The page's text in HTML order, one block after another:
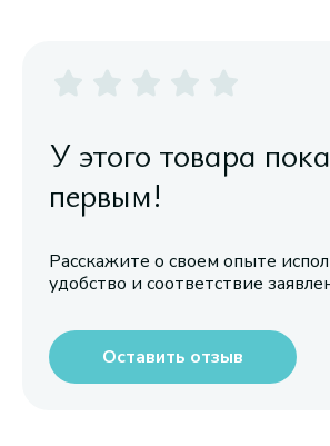
У этого товара
первым!
Расскажите о своем опыте
удобство и соответствие
Оставить отзыв